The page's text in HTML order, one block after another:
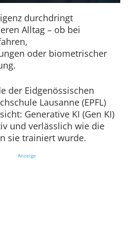
durchdringt
Alltag – ob bei
oder biometrischer
der Eidgenössischen
Lausanne (EPFL)
Generative KI (Gen KI)
und verlässlich wie die
sie trainiert wurde.
Anzeige